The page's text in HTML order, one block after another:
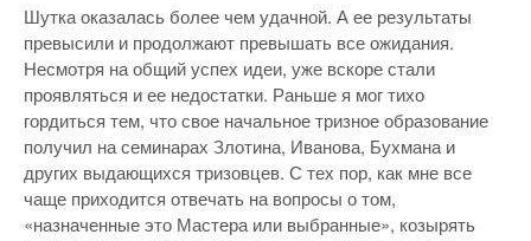
Шутка оказалась более чем удачной. А ее результаты
превысили и продолжают превышать все ожидания.
Несмотря на общий успех идеи, уже вскоре стали
проявляться и ее недостатки. Раньше я мог тихо
гордиться тем, что свое начальное тризное образование
получил на семинарах Злотина, Иванова, Бухмана и
других выдающихся тризовцев. С тех пор, как мне все
чаще приходится отвечать на вопросы о том,
«назначенные это Мастера или выбранные», козырять